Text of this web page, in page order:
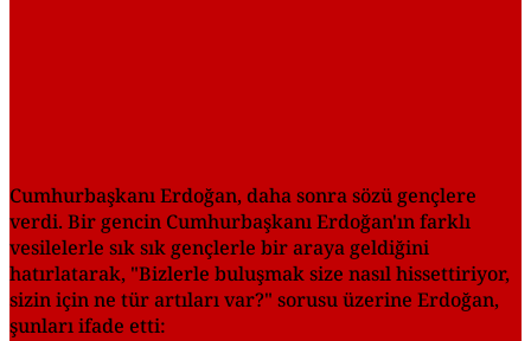
Cumhurbaşkanı Erdoğan, daha sonra sözü gençlere
verdi. Bir gencin Cumhurbaşkanı Erdoğan'ın farklı
vesilelerle sık sık gençlerle bir araya geldiğini
hatırlatarak, "Bizlerle buluşmak size nasıl hissettiriyor,
sizin için ne tür artıları var?" sorusu üzerine Erdoğan,
şunları ifade etti: